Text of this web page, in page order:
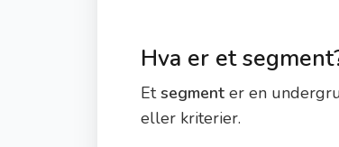
Hva er et
Etsegmenter en
eller kriterier.